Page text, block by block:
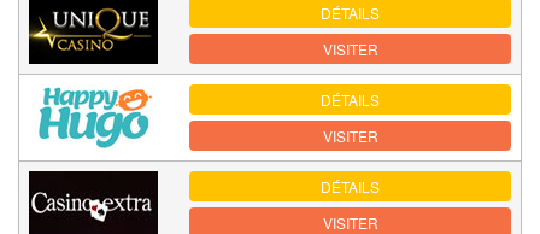
DÉTAILS
VISITER
DÉTAILS
VISITER
DÉTAILS
VISITER